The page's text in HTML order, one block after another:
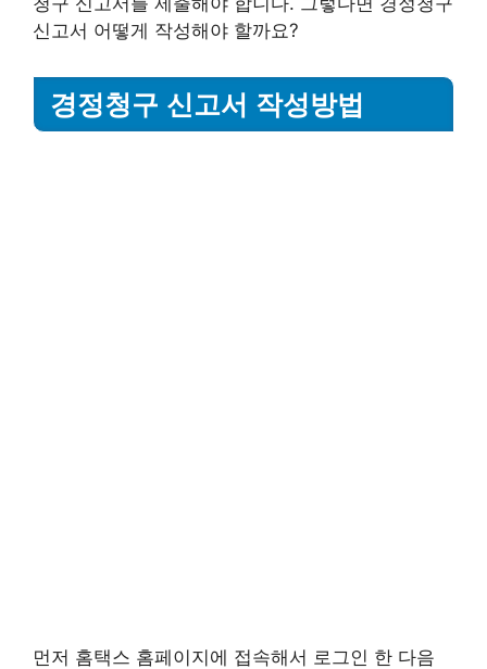
신고서 어떻게 작성해야 할까요?
경정청구 신고서 작성방법
먼저 홈택스 홈페이지에 접속해서 로그인 한 다음